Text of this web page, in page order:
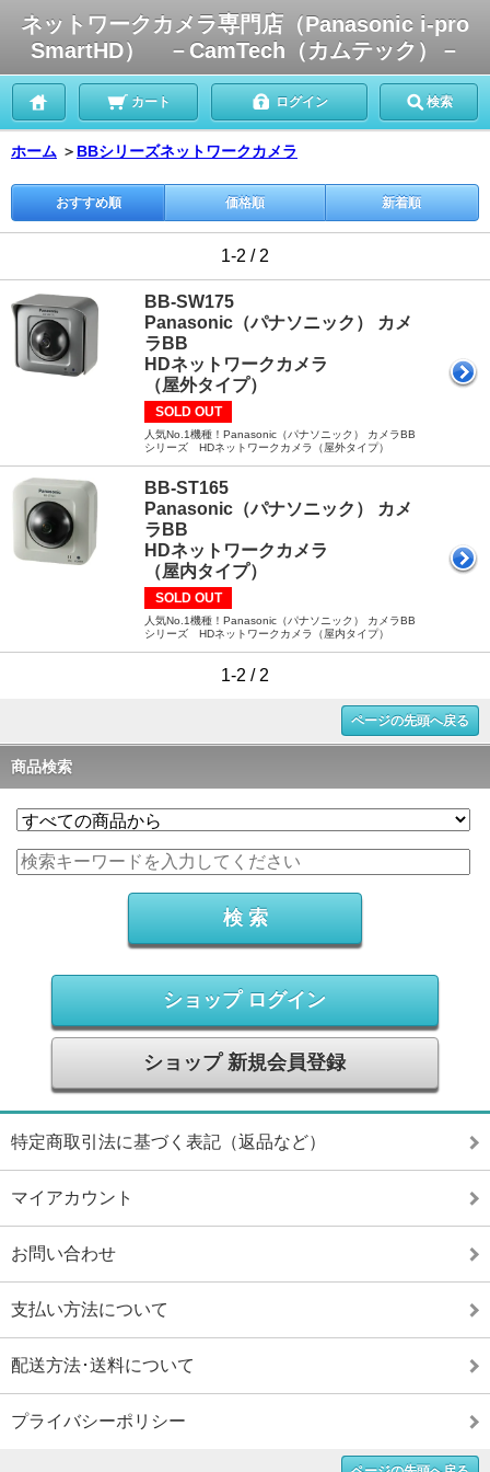
ネットワークカメラ専門店（Panasonic i-pro
SmartHD） －CamTech（カムテック）－
カート ログイン 検索
ホーム ＞ BBシリーズネットワークカメラ
おすすめ順 価格順 新着順
1-2 / 2
BB-SW175
Panasonic（パナソニック） カメ
ラBB
HDネットワークカメラ
（屋外タイプ）
SOLD OUT
人気No.1機種！Panasonic（パナソニック） カメラBB
シリーズ HDネットワークカメラ（屋外タイプ）
BB-ST165
Panasonic（パナソニック） カメ
ラBB
HDネットワークカメラ
（屋内タイプ）
SOLD OUT
人気No.1機種！Panasonic（パナソニック） カメラBB
シリーズ HDネットワークカメラ（屋内タイプ）
1-2 / 2
ページの先頭へ戻る
商品検索
ショップ ログイン
ショップ 新規会員登録
特定商取引法に基づく表記（返品など）
マイアカウント
お問い合わせ
支払い方法について
配送方法･送料について
プライバシーポリシー